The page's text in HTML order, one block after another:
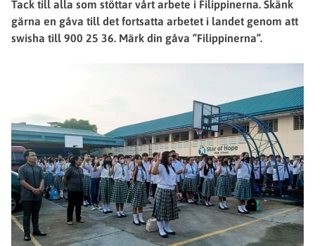
Tack till alla som stöttar vårt arbete i Filippinerna. Skänk
gärna en gåva till det fortsatta arbetet i landet genom att
swisha till 900 25 36. Märk din gåva ”Filippinerna”.